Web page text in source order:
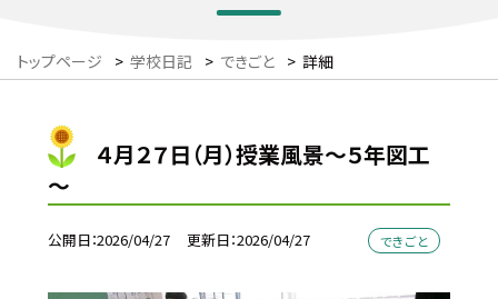
トップページ > 学校日記 > できごと > 詳細
４月２７日（月）授業風景～５年図工
～
公開日 2026/04/27 更新日 2026/04/27 できごと